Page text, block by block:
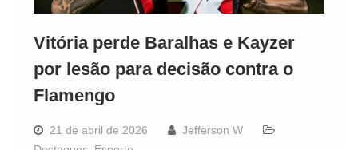
Vitória perde Baralhas e Kayzer
por lesão para decisão contra o
Flamengo
21 de abril de 2026
Jefferson W